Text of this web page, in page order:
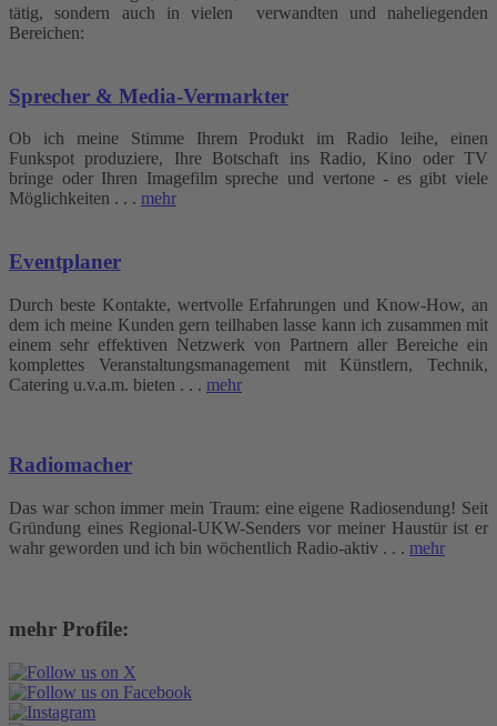
tätig, sondern auch in vielen verwandten und naheliegenden
Bereichen:
Sprecher & Media-Vermarkter
Ob ich meine Stimme Ihrem Produkt im Radio leihe, einen
Funkspot produziere, Ihre Botschaft ins Radio, Kino oder TV
bringe oder Ihren Imagefilm spreche und vertone - es gibt viele
Möglichkeiten . . . mehr
Eventplaner
Durch beste Kontakte, wertvolle Erfahrungen und Know-How, an
dem ich meine Kunden gern teilhaben lasse kann ich zusammen mit
einem sehr effektiven Netzwerk von Partnern aller Bereiche ein
komplettes Veranstaltungsmanagement mit Künstlern, Technik,
Catering u.v.a.m. bieten . . . mehr
Radiomacher
Das war schon immer mein Traum: eine eigene Radiosendung! Seit
Gründung eines Regional-UKW-Senders vor meiner Haustür ist er
wahr geworden und ich bin wöchentlich Radio-aktiv . . . mehr
mehr Profile: